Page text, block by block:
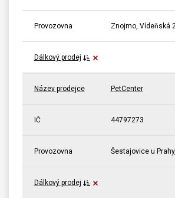
Provozovna Znojmo, Vídeňská
Dálkový prodej
Název prodejce PetCenter
IČ 44797273
Provozovna Šestajovice u
Dálkový prodej